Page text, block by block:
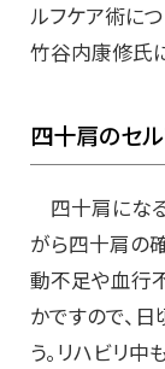
ルフケア術に
竹谷内康修氏
四十肩のセ
四十肩にな
がら四十肩の
動不足や血行
かですので、
う。リハビリ中